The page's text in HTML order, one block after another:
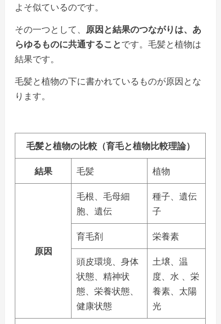
よそ似ているのです。
その一つとして、 原因と結果のつながりは、あ
らゆるものに共通することです。毛髪と植物は
結果です。
毛髪と植物の下に書かれているものが原因とな
ります。
毛髪と植物の比較（育毛と植物比較理論）
結果 毛髪 植物
原因
毛根、毛母細
胞、遺伝
種子、遺伝
子
育毛剤 栄養素
頭皮環境、身体
状態、精神状
態、栄養状態、
健康状態
土壌、温
度、水 、栄
養素、太陽
光